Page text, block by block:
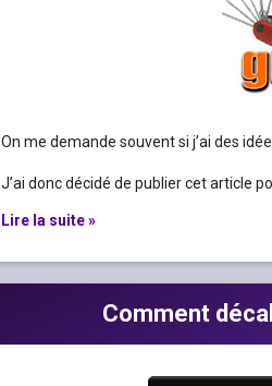
On me demande souvent si j’ai des
J’ai donc décidé de publier cet article
Lire la suite »
Comment